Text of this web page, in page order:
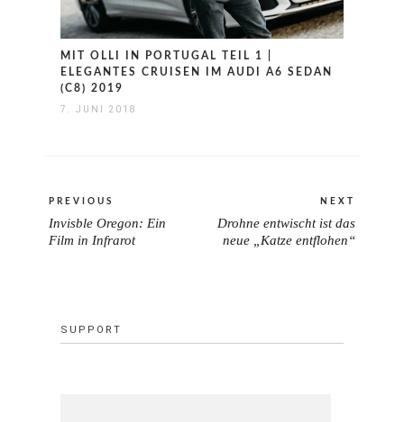
MIT OLLI IN PORTUGAL TEIL 1 |
ELEGANTES CRUISEN IM AUDI A6 SEDAN
(C8) 2019
7. JUNI 2018
PREVIOUS
PREVIOUS
Invisble Oregon: Ein
Film in Infrarot
NEXT
Drohne entwischt ist das
neue „Katze entflohen“
SUPPORT